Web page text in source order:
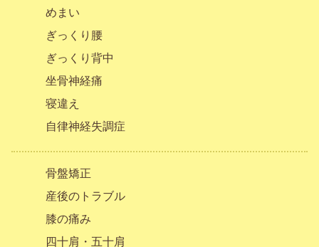
めまい
ぎっくり腰
ぎっくり背中
坐骨神経痛
寝違え
自律神経失調症
骨盤矯正
産後のトラブル
膝の痛み
四十肩・五十肩